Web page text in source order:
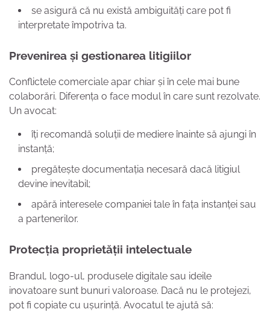
se asigură că nu există ambiguități care pot fi
interpretate împotriva ta.
Prevenirea și gestionarea litigiilor
Conflictele comerciale apar chiar și în cele mai bune
colaborări. Diferența o face modul în care sunt rezolvate.
Un avocat:
îți recomandă soluții de mediere înainte să ajungi în
instanță;
pregătește documentația necesară dacă litigiul
devine inevitabil;
apără interesele companiei tale în fața instanței sau
a partenerilor.
Protecția proprietății intelectuale
Brandul, logo-ul, produsele digitale sau ideile
inovatoare sunt bunuri valoroase. Dacă nu le protejezi,
pot fi copiate cu ușurință. Avocatul te ajută să: